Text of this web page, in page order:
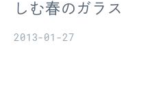
しむ春のガラス
2013-01-27